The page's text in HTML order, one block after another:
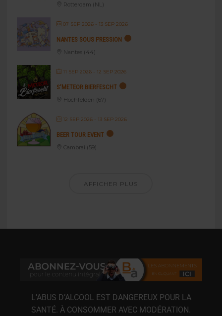
Rotterdam (NL)
07 SEP 2026- 13 SEP 2026
NANTES SOUS PRESSION
Nantes (44)
11 SEP 2026- 12 SEP 2026
S’METEOR BIERFESCHT
Hochfelden (67)
12 SEP 2026- 13 SEP 2026
BEER TOUR EVENT
Cambrai (59)
AFFICHER PLUS
L’ABUS D’ALCOOL EST DANGEREUX POUR LA
SANTÉ. À CONSOMMER AVEC MODÉRATION.